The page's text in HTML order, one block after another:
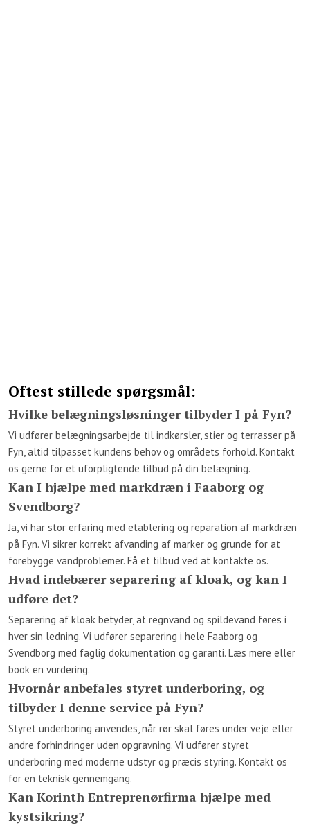
Oftest stillede spørgsmål:
Hvilke belægningsløsninger tilbyder I på Fyn?
Vi udfører belægningsarbejde til indkørsler, stier og terrasser på
Fyn, altid tilpasset kundens behov og områdets forhold. Kontakt
os gerne for et uforpligtende tilbud på din belægning.
Kan I hjælpe med markdræn i Faaborg og
Svendborg?
Ja, vi har stor erfaring med etablering og reparation af markdræn
på Fyn. Vi sikrer korrekt afvanding af marker og grunde for at
forebygge vandproblemer. Få et tilbud ved at kontakte os.
Hvad indebærer separering af kloak, og kan I
udføre det?
Separering af kloak betyder, at regnvand og spildevand føres i
hver sin ledning. Vi udfører separering i hele Faaborg og
Svendborg med faglig dokumentation og garanti. Læs mere eller
book en vurdering.
Hvornår anbefales styret underboring, og
tilbyder I denne service på Fyn?
Styret underboring anvendes, når rør skal føres under veje eller
andre forhindringer uden opgravning. Vi udfører styret
underboring med moderne udstyr og præcis styring. Kontakt os
for en teknisk gennemgang.
Kan Korinth Entreprenørfirma hjælpe med
kystsikring?